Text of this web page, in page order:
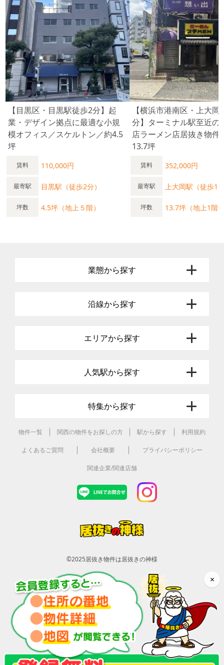
【目黒区・目黒駅徒歩2分】起
業・デザイン拠点に最適な小規
模オフィス／スケルトン／約4.5
坪
賃料 110,000円
最寄駅 目黒駅（徒歩2分）
坪数 4.5坪（地上５階）
【横浜市港南区・上大岡
分】ターミナル駅至近の
店ラーメン店居抜き物件
13.7坪
賃料 352,000円
最寄駅 上大岡駅（徒歩1
坪数 13.7坪（地上1階
業態から探す
沿線から探す
エリアから探す
人気駅から探す
特集から探す
物件一覧 関西の物件をお探しの方 駅から探す 利用規約
よくあるご質問 会社概要 プライバシーポリシー
関連企業/関連店舗
©2025居抜き物件は居抜きの神様
×